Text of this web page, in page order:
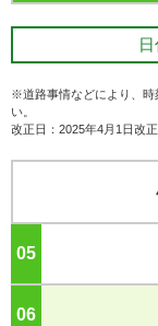
※道路事情などにより、時
い。
改正日：2025年4月1日改正
05
06